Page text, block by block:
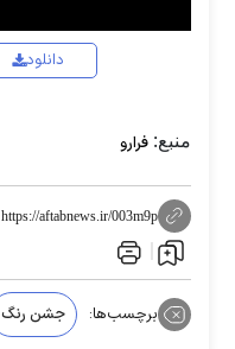
دانلود
منبع: فرارو
https://aftabnews.ir/003m9p
برچسب‌ها: جشن رنگ